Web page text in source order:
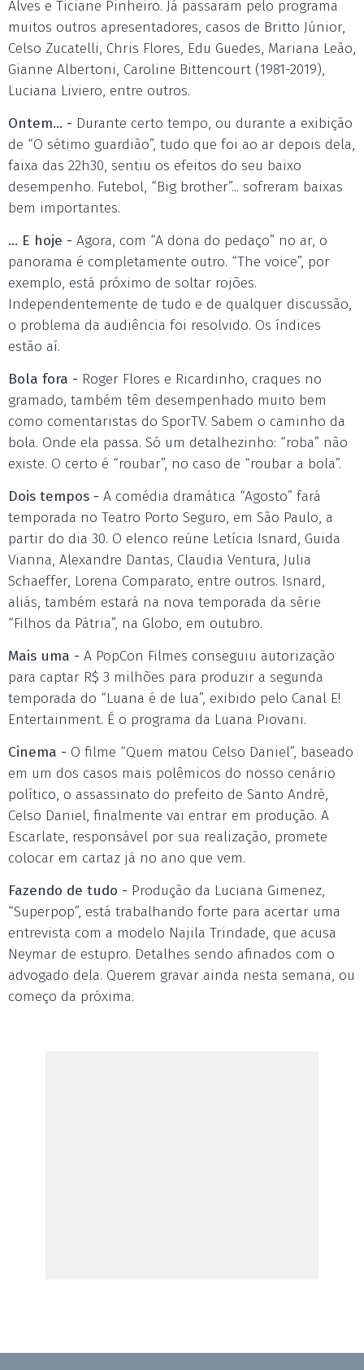
Alves e Ticiane Pinheiro. Já passaram pelo programa
muitos outros apresentadores, casos de Britto Júnior,
Celso Zucatelli, Chris Flores, Edu Guedes, Mariana Leão,
Gianne Albertoni, Caroline Bittencourt (1981-2019),
Luciana Liviero, entre outros.
Ontem... - Durante certo tempo, ou durante a exibição
de “O sétimo guardião”, tudo que foi ao ar depois dela,
faixa das 22h30, sentiu os efeitos do seu baixo
desempenho. Futebol, “Big brother”... sofreram baixas
bem importantes.
... E hoje - Agora, com “A dona do pedaço” no ar, o
panorama é completamente outro. “The voice”, por
exemplo, está próximo de soltar rojões.
Independentemente de tudo e de qualquer discussão,
o problema da audiência foi resolvido. Os índices
estão aí.
Bola fora - Roger Flores e Ricardinho, craques no
gramado, também têm desempenhado muito bem
como comentaristas do SporTV. Sabem o caminho da
bola. Onde ela passa. Só um detalhezinho: “roba” não
existe. O certo é “roubar”, no caso de “roubar a bola”.
Dois tempos - A comédia dramática “Agosto” fará
temporada no Teatro Porto Seguro, em São Paulo, a
partir do dia 30. O elenco reúne Letícia Isnard, Guida
Vianna, Alexandre Dantas, Claudia Ventura, Julia
Schaeffer, Lorena Comparato, entre outros. Isnard,
aliás, também estará na nova temporada da série
“Filhos da Pátria”, na Globo, em outubro.
Mais uma - A PopCon Filmes conseguiu autorização
para captar R$ 3 milhões para produzir a segunda
temporada do “Luana é de lua”, exibido pelo Canal E!
Entertainment. É o programa da Luana Piovani.
Cinema - O filme “Quem matou Celso Daniel”, baseado
em um dos casos mais polêmicos do nosso cenário
político, o assassinato do prefeito de Santo André,
Celso Daniel, finalmente vai entrar em produção. A
Escarlate, responsável por sua realização, promete
colocar em cartaz já no ano que vem.
Fazendo de tudo - Produção da Luciana Gimenez,
“Superpop”, está trabalhando forte para acertar uma
entrevista com a modelo Najila Trindade, que acusa
Neymar de estupro. Detalhes sendo afinados com o
advogado dela. Querem gravar ainda nesta semana, ou
começo da próxima.